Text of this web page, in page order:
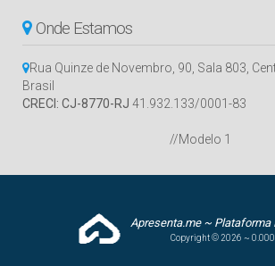
Onde Estamos
Rua Quinze de Novembro, 90, Sala 803,
Brasil
CRECI: CJ-8770-RJ 41.932.133/0001-83
//Modelo 1
Apresenta.me ~ Plataforma
Copyright © 2026 ~